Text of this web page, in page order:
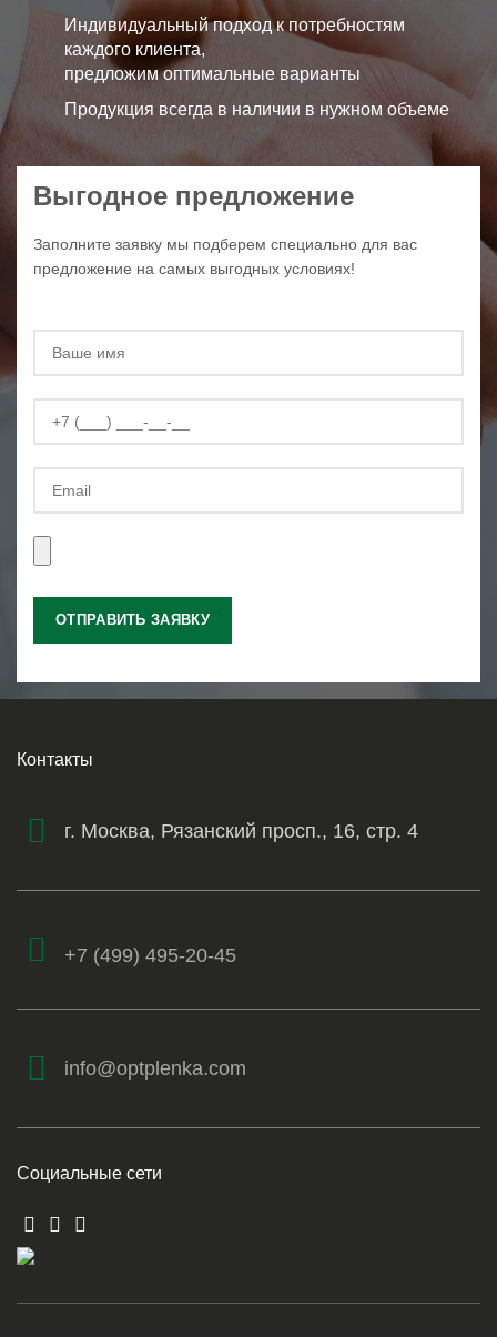
Индивидуальный подход к потребностям
каждого клиента,
предложим оптимальные варианты
Продукция всегда в наличии в нужном объеме
Выгодное предложение
Заполните заявку мы подберем специально для вас
предложение на самых выгодных условиях!
Контакты
г. Москва, Рязанский просп., 16, стр. 4
+7 (499) 495-20-45
info@optplenka.com
Социальные сети